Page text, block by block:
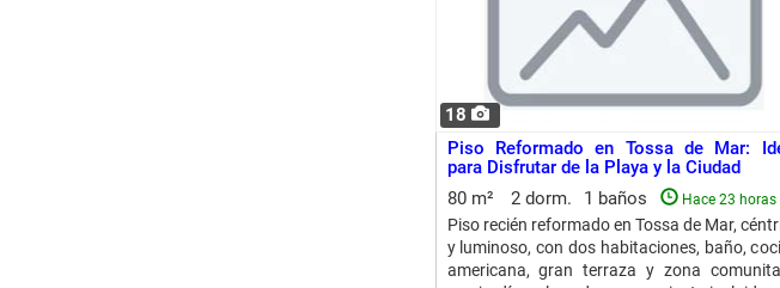
18
Piso Reformado en Tossa de Mar:
para Disfrutar de la Playa y la Ciudad
80 m²
2 dorm. 1 baños Hace 23 horas
Piso recién reformado en Tossa de Mar,
y luminoso, con dos habitaciones, baño,
americana, gran terraza y zona